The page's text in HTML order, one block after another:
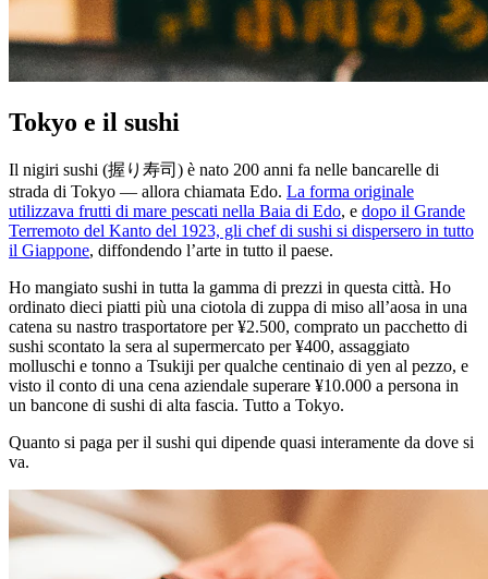
Tokyo e il sushi
Il nigiri sushi (握り寿司) è nato 200 anni fa nelle bancarelle di
strada di Tokyo — allora chiamata Edo. La forma originale
utilizzava frutti di mare pescati nella Baia di Edo, e dopo il Grande
Terremoto del Kanto del 1923, gli chef di sushi si dispersero in tutto
il Giappone, diffondendo l’arte in tutto il paese.
Ho mangiato sushi in tutta la gamma di prezzi in questa città. Ho
ordinato dieci piatti più una ciotola di zuppa di miso all’aosa in una
catena su nastro trasportatore per ¥2.500, comprato un pacchetto di
sushi scontato la sera al supermercato per ¥400, assaggiato
molluschi e tonno a Tsukiji per qualche centinaio di yen al pezzo, e
visto il conto di una cena aziendale superare ¥10.000 a persona in
un bancone di sushi di alta fascia. Tutto a Tokyo.
Quanto si paga per il sushi qui dipende quasi interamente da dove si
va.